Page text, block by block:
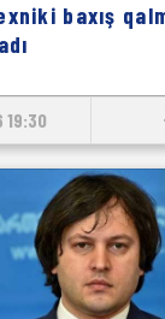
baxış
19:30